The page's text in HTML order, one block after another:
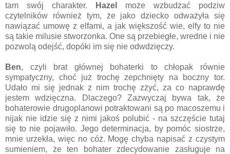
tam swój charakter.
Hazel może wzbudzać podziw
czytelników również tym, że jako dziecko odważyła się
nawiązać umowę z elfami, a jak większość wie, elfy to nie
są takie milusie stworzonka. One są przebiegłe, wredne i nie
pozwolą odejść, dopóki im się nie odwdzięczy.
Ben, czyli brat głównej bohaterki to chłopak równie
sympatyczny, choć już trochę zepchnięty na boczny tor.
Udało mi się jednak z nim trochę zżyć, za co naprawdę
jestem wdzięczna. Dlaczego? Zazwyczaj bywa tak, że
bohaterowie drugoplanowi potraktowani są po macoszemu i
nijak nie idzie się z nimi jakoś polubić - na szczęście tutaj
się to nie pojawiło. Jego determinacja, by pomóc siostrze,
mnie urzekła, więc no cóż. Mogę chyba napisać z czystym
sumieniem, że ten bohater zdecydowanie zasługuje na